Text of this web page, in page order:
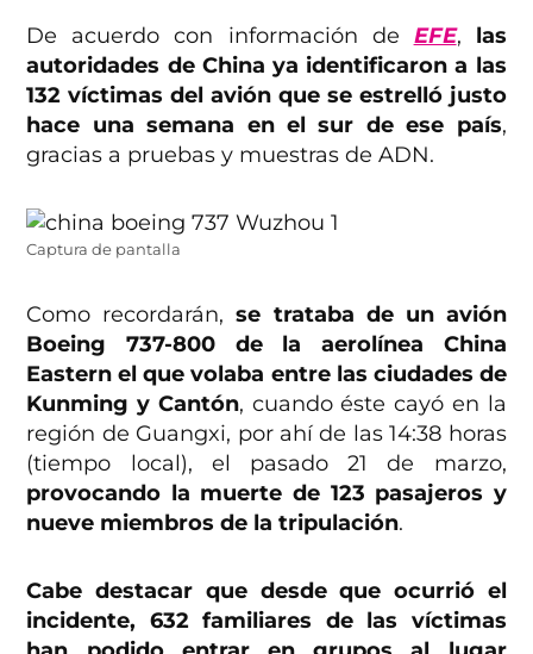
De acuerdo con información de EFE, las
autoridades de China ya identificaron a las
132 víctimas del avión que se estrelló justo
hace una semana en el sur de ese país,
gracias a pruebas y muestras de ADN.
Captura de pantalla
Como recordarán,se trataba de un avión
Boeing 737-800 de la aerolínea China
Eastern el que volaba entre las ciudades de
Kunming y Cantón, cuando éste cayó en la
región de Guangxi, por ahí de las 14:38 horas
(tiempo local), el pasado 21 de marzo,
provocando la muerte de 123 pasajeros y
nueve miembros de la tripulación.
Cabe destacar que desde que ocurrió el
incidente, 632 familiares de las víctimas